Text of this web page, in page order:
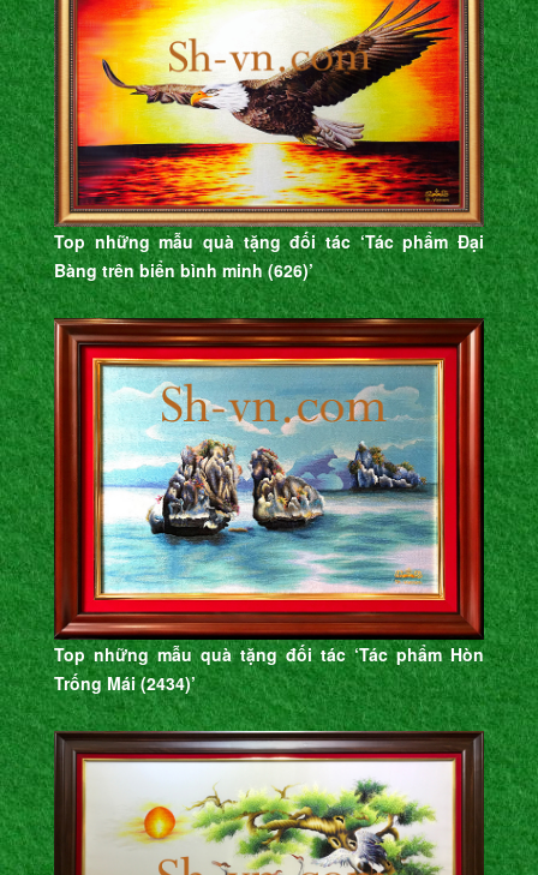
Top những mẫu quà tặng đối tác ‘Tác phẩm Đại
Bàng trên biển bình minh (626)’
Top những mẫu quà tặng đối tác ‘Tác phẩm Hòn
Trống Mái (2434)’